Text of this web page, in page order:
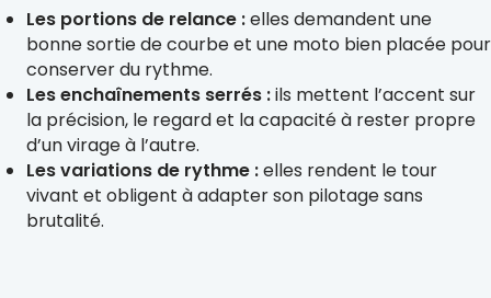
Les portions de relance :elles demandent une
bonne sortie de courbe et une moto bien placée pour
conserver du rythme.
Les enchaînements serrés :ils mettent l’accent sur
la précision, le regard et la capacité à rester propre
d’un virage à l’autre.
Les variations de rythme :elles rendent le tour
vivant et obligent à adapter son pilotage sans
brutalité.